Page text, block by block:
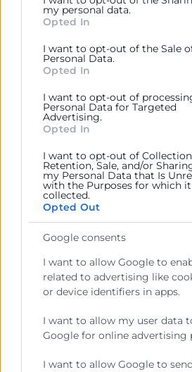
including but not limited to your
behaviour. You may click to grant
below specified purposes in below
section.
my personal data.
Opted In
I want to opt-out of the Sale
Personal Data.
Opted In
I want to opt-out of
Personal Data for Targeted
Advertising.
Opted In
I want to opt-out of
Retention, Sale, and/or
my Personal Data that Is
with the Purposes for which
collected.
Opted Out
Google consents
I want to allow Google to
related to advertising like
or device identifiers in apps.
I want to allow my user data
Google for online advertising
I want to allow Google to
10:50
Aplicación práctica RAP y
consultoría interactiva para
Sra. Dña. Dulce Adriá,
11:30
Diagnóstico de
compliance ESG
Sr. D. Jordi Viñuela /
Advisor EEN-SEIMED
11:45
Coloquio y cierre
12:00
Networking y café
Descargar programa